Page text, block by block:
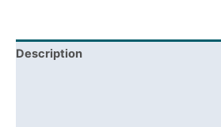
Description